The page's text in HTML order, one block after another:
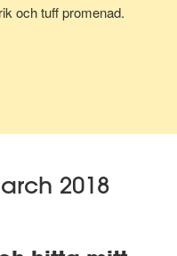
och tuff promenad.
värd.
resten kvar mot god
2018